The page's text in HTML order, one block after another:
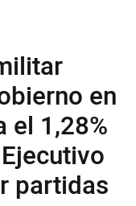
en
el 1,28%
partidas